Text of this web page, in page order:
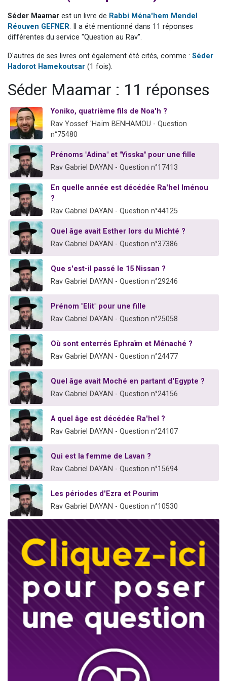
12 nouvelles musiques dans Torah-Box Music
2 personnes viennent de nous rejoindre sur WhatsApp
Séder Maamar est un livre de Rabbi Ména'hem Mendel
Réouven GEFNER. Il a été mentionné dans 11 réponses
différentes du service "Question au Rav".
D'autres de ses livres ont également été cités, comme : Séder
Hadorot Hamekoutsar (1 fois).
Séder Maamar : 11 réponses
Yoniko, quatrième fils de Noa'h ?
Rav Yossef 'Haïm BENHAMOU - Question
n°75480
Prénoms "Adina" et "Yisska" pour une fille
Rav Gabriel DAYAN - Question n°17413
En quelle année est décédée Ra'hel Iménou
?
Rav Gabriel DAYAN - Question n°44125
Quel âge avait Esther lors du Michté ?
Rav Gabriel DAYAN - Question n°37386
Que s'est-il passé le 15 Nissan ?
Rav Gabriel DAYAN - Question n°29246
Prénom "Elit" pour une fille
Rav Gabriel DAYAN - Question n°25058
Où sont enterrés Ephraïm et Ménaché ?
Rav Gabriel DAYAN - Question n°24477
Quel âge avait Moché en partant d'Egypte ?
Rav Gabriel DAYAN - Question n°24156
A quel âge est décédée Ra'hel ?
Rav Gabriel DAYAN - Question n°24107
Qui est la femme de Lavan ?
Rav Gabriel DAYAN - Question n°15694
Les périodes d'Ezra et Pourim
Rav Gabriel DAYAN - Question n°10530